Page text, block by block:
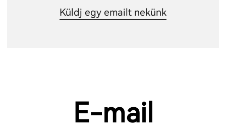
Küldj egy emailt nekünk
E-mail